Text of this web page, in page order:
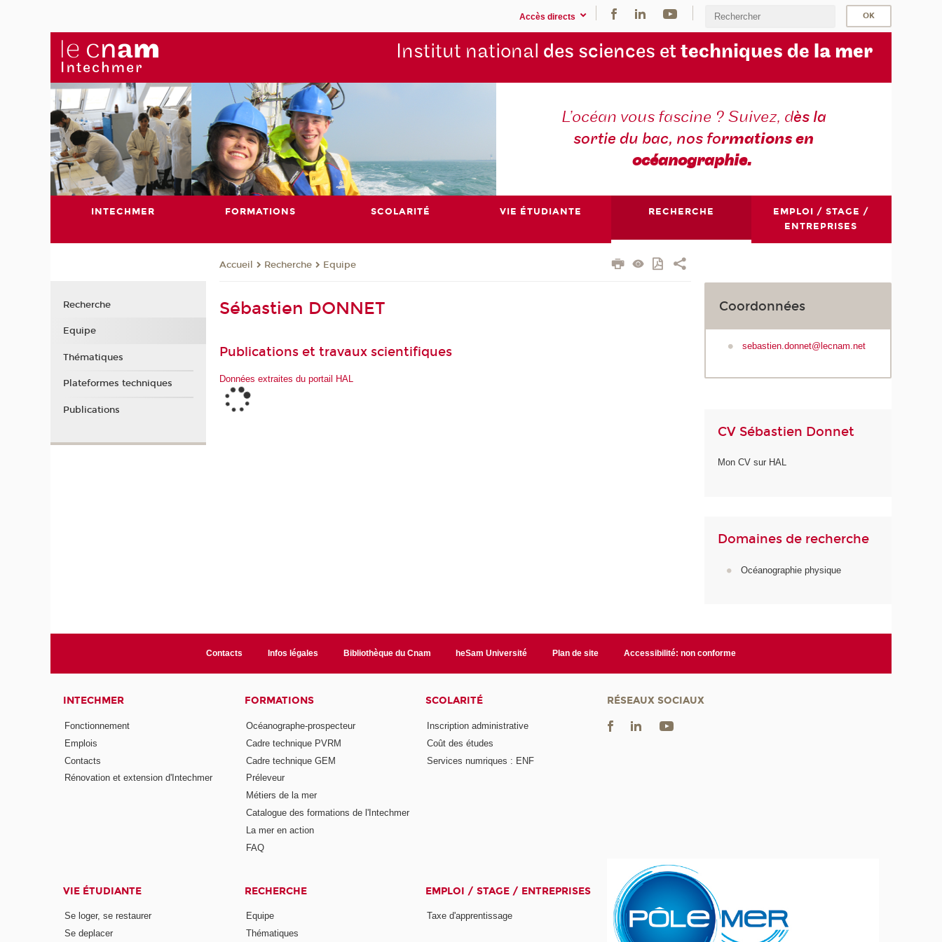
Accès directs
Institut national des sciences et techniques de la mer
L’océan vous fascine ? Suivez, dès la
sortie du bac, nos formations en
océanographie.
INTECHMER FORMATIONS SCOLARITÉ VIE ÉTUDIANTE RECHERCHE
EMPLOI / STAGE /
ENTREPRISES
Accueil Recherche Equipe
Sébastien DONNET
Publications et travaux scientifiques
Données extraites du portail HAL
Coordonnées
sebastien.donnet@lecnam.net
CV Sébastien Donnet
Mon CV sur HAL
Domaines de recherche
Océanographie physique
Recherche
Equipe
Thématiques
Plateformes techniques
Publications
Contacts Infos légales Bibliothèque du Cnam heSam Université Plan de site Accessibilité: non conforme
INTECHMER
Fonctionnement
Emplois
Contacts
Rénovation et extension d'Intechmer
FORMATIONS
Océanographe-prospecteur
Cadre technique PVRM
Cadre technique GEM
Préleveur
Métiers de la mer
Catalogue des formations de l'Intechmer
La mer en action
FAQ
SCOLARITÉ
Inscription administrative
Coût des études
Services numriques : ENF
VIE ÉTUDIANTE
Se loger, se restaurer
Se deplacer
RECHERCHE
Equipe
Thématiques
EMPLOI / STAGE / ENTREPRISES
Taxe d'apprentissage
RÉSEAUX SOCIAUX